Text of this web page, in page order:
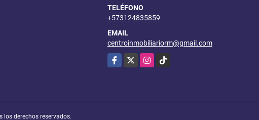
TELÉFONO
+573124835859
EMAIL
centroinmobiliariorm@gmail.com
Facebook
X Instagram
TikTok
los derechos reservados.